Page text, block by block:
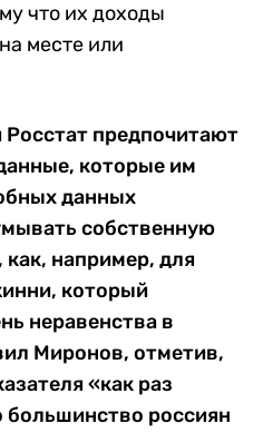
что их доходы
месте или
предпочитают
которые им
данных
собственную
как, например, для
который
неравенства в
Миронов, отметив,
«как раз
большинство россиян